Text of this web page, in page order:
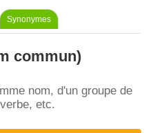
Synonymes
commun)
nom, d'un groupe de
etc.